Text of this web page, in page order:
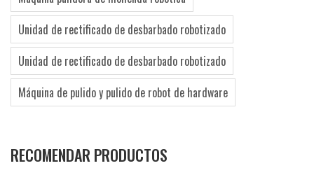
Unidad de rectificado de desbarbado robotizado
Unidad de rectificado de desbarbado robotizado
Máquina de pulido y pulido de robot de hardware
RECOMENDAR PRODUCTOS